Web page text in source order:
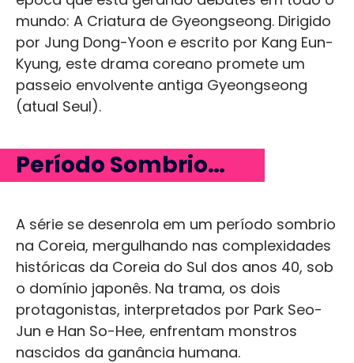
mundo: A Criatura de Gyeongseong. Dirigido
por Jung Dong-Yoon e escrito por Kang Eun-
Kyung, este drama coreano promete um
passeio envolvente antiga Gyeongseong
(atual Seul).
Período Sombrio…
A série se desenrola em um período sombrio
na Coreia, mergulhando nas complexidades
históricas da Coreia do Sul dos anos 40, sob
o domínio japonês. Na trama, os dois
protagonistas, interpretados por Park Seo-
Jun e Han So-Hee, enfrentam monstros
nascidos da ganância humana.